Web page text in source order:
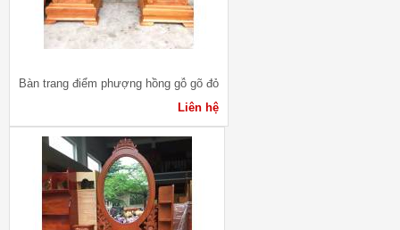
Bàn trang điểm phượng hồng gỗ gõ đỏ
Liên hệ